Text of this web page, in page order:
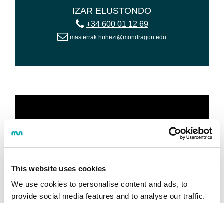
This website uses cookies
We use cookies to personalise content and ads, to
provide social media features and to analyse our traffic.
IZAR ELUSTONDO
+34 600 01 12 69
masterrak.huhezi@mondragon.edu